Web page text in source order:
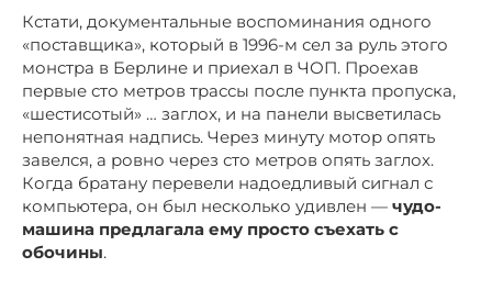
Кстати, документальные воспоминания одного
«поставщика», который в 1996-м сел за руль этого
монстра в Берлине и приехал в ЧОП. Проехав
первые сто метров трассы после пункта пропуска,
«шестисотый» … заглох, и на панели высветилась
непонятная надпись. Через минуту мотор опять
завелся, а ровно через сто метров опять заглох.
Когда братану перевели надоедливый сигнал с
компьютера, он был несколько удивлен — чудо-
машина предлагала ему просто съехать с
обочины.